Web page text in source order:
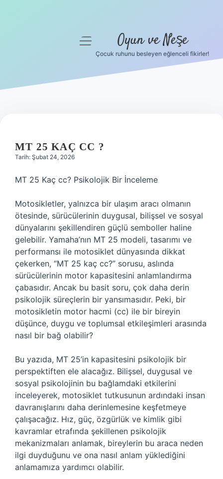
Hakkımızda
menüyü
Oyun ve Neşe
Çocuk ruhunu besleyen eğlenceli fikirler!
MT 25 KAÇ CC ?
Tarih: Şubat 24, 2026
MT 25 Kaç cc? Psikolojik Bir İnceleme
Motosikletler, yalnızca bir ulaşım aracı olmanın
ötesinde, sürücülerinin duygusal, bilişsel ve sosyal
dünyalarını şekillendiren güçlü semboller haline
gelebilir. Yamaha’nın MT 25 modeli, tasarımı ve
performansı ile motosiklet dünyasında dikkat
çekerken, “MT 25 kaç cc?” sorusu, aslında
sürücülerinin motor kapasitesini anlamlandırma
çabasıdır. Ancak bu basit soru, çok daha derin
psikolojik süreçlerin bir yansımasıdır. Peki, bir
motosikletin motor hacmi (cc) ile bir bireyin
düşünce, duygu ve toplumsal etkileşimleri arasında
nasıl bir bağ olabilir?
Bu yazıda, MT 25’in kapasitesini psikolojik bir
perspektiften ele alacağız. Bilişsel, duygusal ve
sosyal psikolojinin bu bağlamdaki etkilerini
inceleyerek, motosiklet tutkusunun ardındaki insan
davranışlarını daha derinlemesine keşfetmeye
çalışacağız. Hız, güç, özgürlük ve kimlik gibi
kavramlar etrafında şekillenen psikolojik
mekanizmaları anlamak, bireylerin bu araca neden
ilgi duyduğunu ve ona nasıl anlam yüklediğini
anlamamıza yardımcı olabilir.